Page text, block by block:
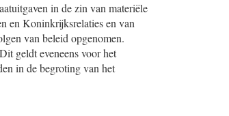
in de zin van materiële
en Koninkrijksrelaties en van
van beleid opgenomen.
geldt eveneens voor het
in de begroting van het